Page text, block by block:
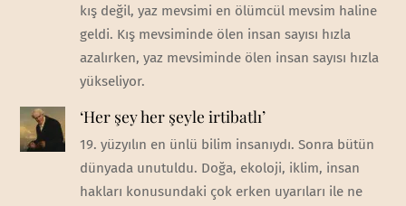
kış değil, yaz mevsimi en ölümcül mevsim haline
geldi. Kış mevsiminde ölen insan sayısı hızla
azalırken, yaz mevsiminde ölen insan sayısı hızla
yükseliyor.
‘Her şey her şeyle irtibatlı’
19. yüzyılın en ünlü bilim insanıydı. Sonra bütün
dünyada unutuldu. Doğa, ekoloji, iklim, insan
hakları konusundaki çok erken uyarıları ile ne